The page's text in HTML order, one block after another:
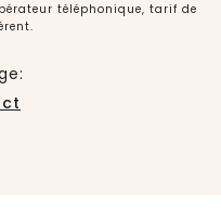
téléphonique, tarif de